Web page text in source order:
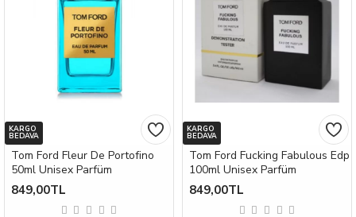
KARGO
BEDAVA
Tom Ford Fleur De Portofino
50ml Unisex Parfüm
849,00TL
KARGO
BEDAVA
Tom Ford Fucking Fabulous Edp
100ml Unisex Parfüm
849,00TL